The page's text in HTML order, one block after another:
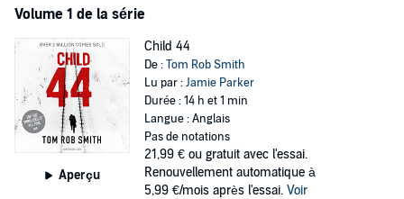
Under Stalin’s terrifying regime, families live in fear. When the all-
disagree?
An ambitious secret police officer, Leo Demidov believes he’s
helping to build the perfect society. But when he uncovers evidence
of a killer at large – a threat the state won’t admit exists – Demidov
must risk everything, including the lives of those he loves, in order to
expose the truth.
But what if the danger isn’t from the killer he is trying to catch, but
from the country he is fighting to protect?
Volume 1 de la série
Aperçu
Child 44
De :Tom Rob Smith
Lu par :Jamie Parker
Durée : 14 h et 1 min
Langue : Anglais
Pas de notations
21,99 € ou gratuit avec l'essai.
Renouvellement automatique à
5,99 €/mois après l'essai. Voir